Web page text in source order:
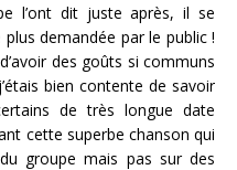
l’ont dit juste après, il se
demandée par le public !
des goûts si communs
bien contente de savoir
de très longue date
cette superbe chanson qui
groupe mais pas sur des